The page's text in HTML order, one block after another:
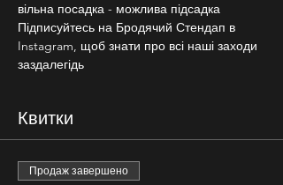
вільна посадка - можлива підсадка
Підписуйтесь на Бродячий Стендап в
Instagram, щоб знати про всі наші заходи
заздалегідь
Квитки
Продаж завершено